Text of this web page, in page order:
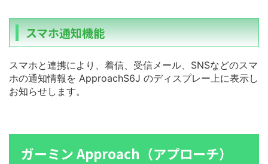
スマホ通知機能
スマホと連携により、着信、受信メール、SNSなどのスマ
ホの通知情報を ApproachS6J のディスプレー上に表示し
お知らせします。
ガーミン Approach（アプローチ）